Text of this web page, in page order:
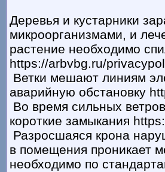
Деревья и кустарники
микроорганизмами, и
растение необходимо
https://arbvbg.ru/
Ветки мешают линиям
аварийную обстановку
Во время сильных
короткие замыкания
Разросшаяся крона
в помещения проникает
необходимо по